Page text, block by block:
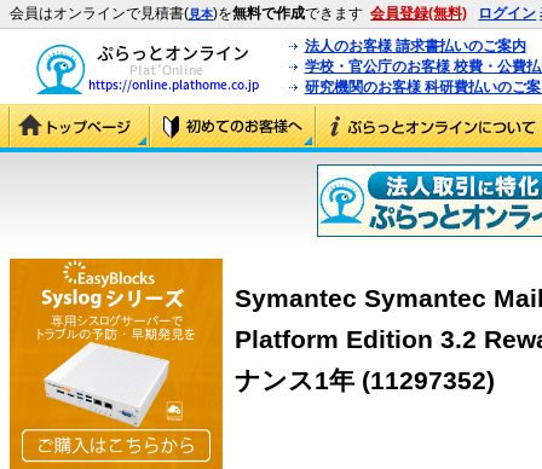
会員はオンラインで見積書(見本)を無料で作成できます 会員登録(無料) ログイン
法人のお客様 請求書払いのご案内
学校・官公庁のお客様 校費・公費
研究機関のお客様 科研費払いのご
Symantec Symantec
Platform Edition 3.2
ナンス1年 (11297352)